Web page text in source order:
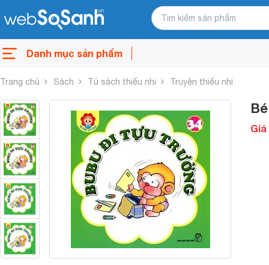
Danh mục sản phẩm
Trang chủ Sách Tủ sách thiếu nhi Truyện thiếu nhi